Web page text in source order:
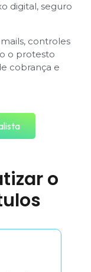
digital, seguro
controles
o protesto
cobrança e
o